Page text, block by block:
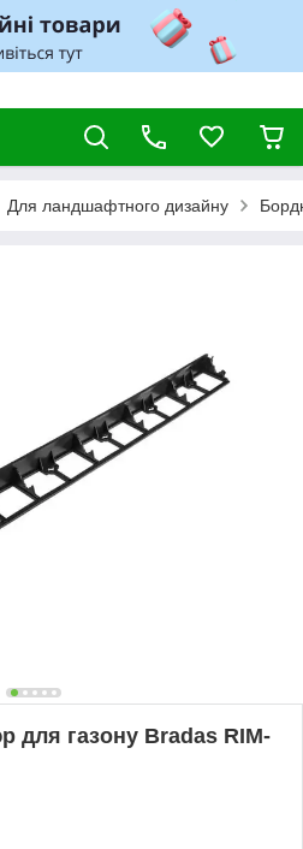
Для ландшафтного дизайну
для газону Bradas RIM-